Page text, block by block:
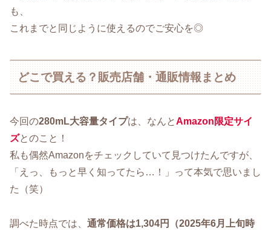
も、
これまでと同じように使えるのでご安心を◎
どこで買える？販売店舗・通販情報まとめ
今回の280mL大容量タイプは、なんとAmazon限定サイ
ズとのこと！
私も偶然Amazonをチェックしていて見つけたんですが、
「えっ、もっと早く知ってたら…！」って本気で思いまし
た（笑）
調べた時点では、 通常価格は1,304円（2025年6月上旬時